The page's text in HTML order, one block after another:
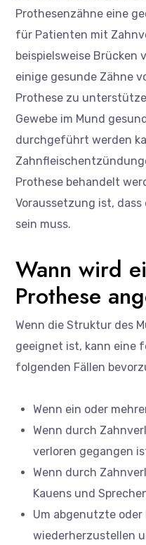
Prothesenzähne eine
für Patienten mit
beispielsweise Brücken
einige gesunde Zähne
Prothese zu
Gewebe im Mund
durchgeführt werden
Prothese behandelt
Voraussetzung ist,
sein muss.
Wann wird
Prothese
Wenn die Struktur des
geeignet ist, kann eine
folgenden Fällen
Wenn ein oder
Wenn durch
verloren gegangen
Wenn durch
Kauens und
Um abgenutzte
wiederherzustellen